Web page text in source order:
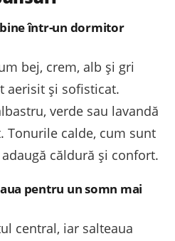
într-un dormitor
bej, crem, alb și gri
aerisit și sofisticat.
verde sau lavandă
Tonurile calde, cum sunt
căldură și confort.
pentru un somn mai
central, iar salteaua